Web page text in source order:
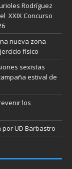
Rodríguez
XXIX Concurso
nueva zona
físico
sexistas
estival de
los
UD Barbastro